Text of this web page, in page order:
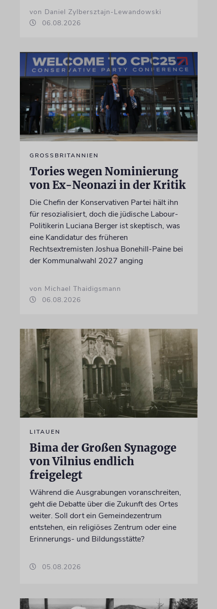
von Daniel Zylbersztajn-Lewandowski
06.08.2026
GROSSBRITANNIEN
Tories wegen Nominierung
von Ex-Neonazi in der Kritik
Die Chefin der Konservativen Partei hält ihn
für resozialisiert, doch die jüdische Labour-
Politikerin Luciana Berger ist skeptisch, was
eine Kandidatur des früheren
Rechtsextremisten Joshua Bonehill-Paine bei
der Kommunalwahl 2027 anging
von Michael Thaidigsmann
06.08.2026
LITAUEN
Bima der Großen Synagoge
von Vilnius endlich
freigelegt
Während die Ausgrabungen voranschreiten,
geht die Debatte über die Zukunft des Ortes
weiter. Soll dort ein Gemeindezentrum
entstehen, ein religiöses Zentrum oder eine
Erinnerungs- und Bildungsstätte?
05.08.2026